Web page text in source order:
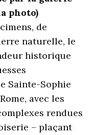
photo)
de
naturelle, le
historique
Sainte-Sophie
avec les
rendues
– plaçant